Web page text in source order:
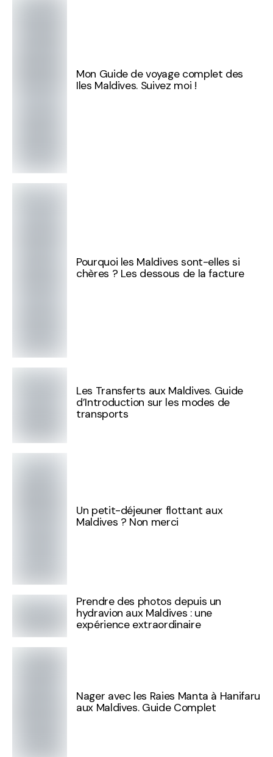
Mon Guide de voyage complet des
Iles Maldives. Suivez moi !
Pourquoi les Maldives sont-elles si
chères ? Les dessous de la facture
Les Transferts aux Maldives. Guide
d’Introduction sur les modes de
transports
Un petit-déjeuner flottant aux
Maldives ? Non merci
Prendre des photos depuis un
hydravion aux Maldives : une
expérience extraordinaire
Nager avec les Raies Manta à Hanifaru
aux Maldives. Guide Complet